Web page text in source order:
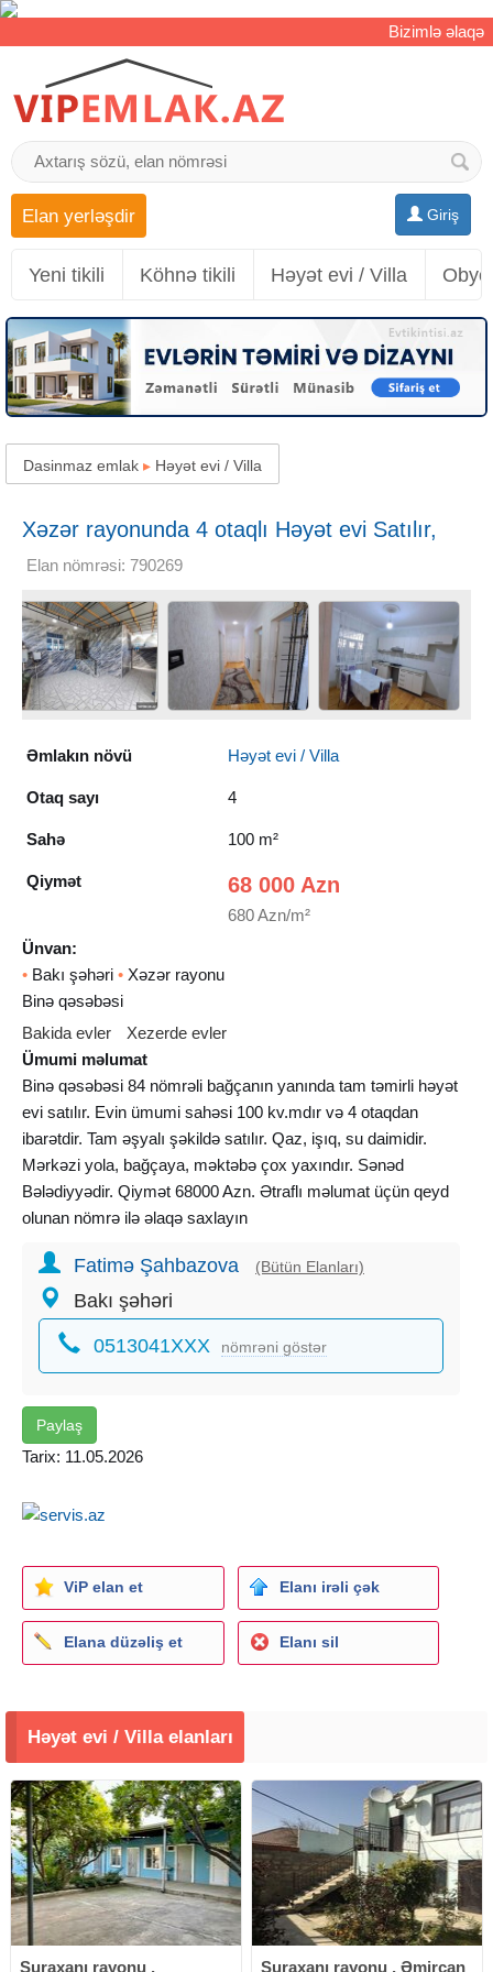
Bizimlə əlaqə
Giriş
Elan yerləşdir
Yeni tikili Köhnə tikili Həyət evi / Villa
Dasinmaz emlak ▸ Həyət evi / Villa
Xəzər rayonunda 4 otaqlı Həyət evi Satılır,
100 m²
Elan nömrəsi: 790269
Əmlakın növü Həyət evi / Villa
Otaq sayı 4
Sahə 100 m²
Qiymət 68 000 Azn
680 Azn/m²
Ünvan:
• Bakı şəhəri • Xəzər rayonu
Binə qəsəbəsi
Bakida evler
Xezerde evler
Ümumi məlumat
Binə qəsəbəsi 84 nömrəli bağçanın yanında tam təmirli həyət
evi satılır. Evin ümumi sahəsi 100 kv.mdır və 4 otaqdan
ibarətdir. Tam əşyalı şəkildə satılır. Qaz, işıq, su daimidir.
Mərkəzi yola, bağçaya, məktəbə çox yaxındır. Sənəd
Bələdiyyədir. Qiymət 68000 Azn. Ətraflı məlumat üçün qeyd
olunan nömrə ilə əlaqə saxlayın
Fatimə Şahbazova (Bütün Elanları)
Bakı şəhəri
0513041XXX nömrəni göstər
Paylaş
Tarix: 11.05.2026
ViP elan et Elanı irəli çək
Elana düzəliş et Elanı sil
Həyət evi / Villa elanları
Suraxanı rayonu , Suraxanı rayonu , Əmircan